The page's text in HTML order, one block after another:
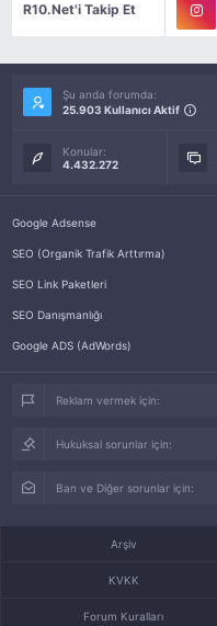
R10.Net'i Takip Et
Şu anda forumda:
25.903 Kullanıcı Aktif
Konular:
4.432.272
Google Adsense
SEO (Organik Trafik Arttırma)
SEO Link Paketleri
SEO Danışmanlığı
Google ADS (AdWords)
Reklam vermek için:
Hukuksal sorunlar için:
Ban ve Diğer sorunlar için:
Arşiv
KVKK
Forum Kuralları